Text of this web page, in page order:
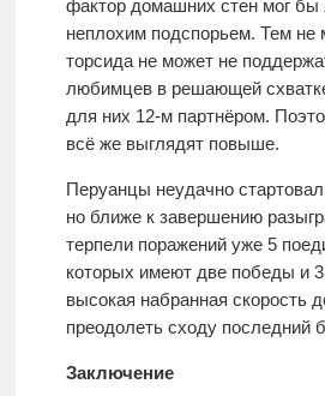
фактор домашних стен мог бы
неплохим подспорьем. Тем не
торсида не может не
любимцев в решающей
для них 12-м партнёром.
всё же выглядят повыше.
Перуанцы неудачно
но ближе к завершению
терпели поражений уже 5
которых имеют две победы и
высокая набранная скорость
преодолеть сходу последний
Заключение